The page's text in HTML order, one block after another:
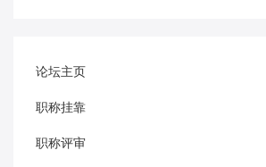
论坛主页
职称挂靠
职称评审